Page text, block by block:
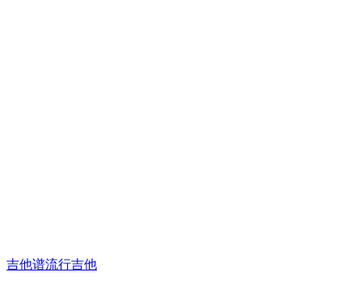
吉他谱流行吉他